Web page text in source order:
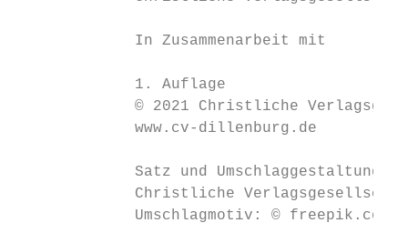
             In Zusammenarbeit mit
             1. Auflage
© 2021 Christliche
             www.cv-dillenburg.de
             Satz und Umschlaggestaltung:
Christliche
             Umschlagmotiv: © freepik.com